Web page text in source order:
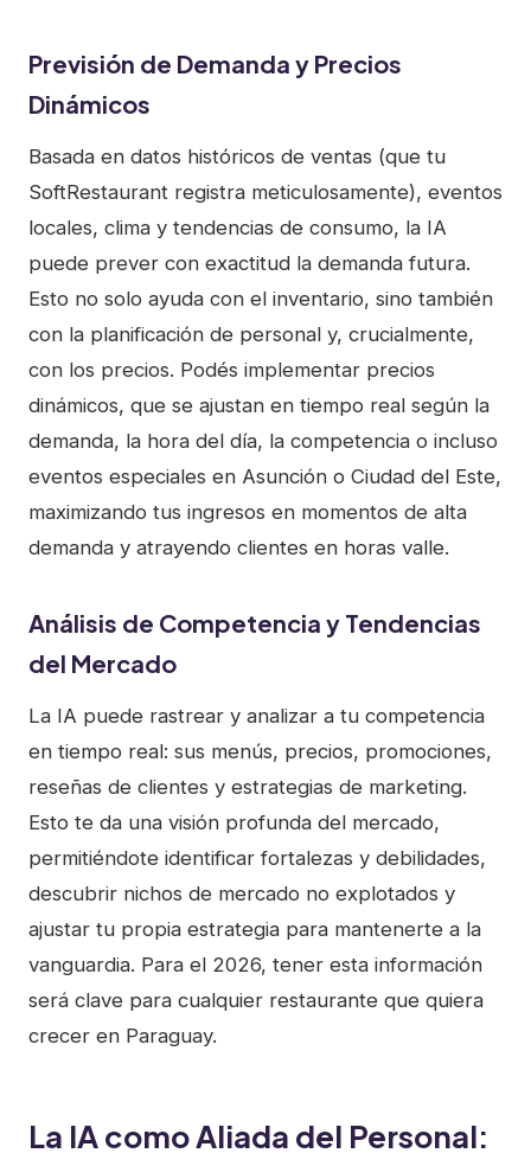
Previsión de Demanda y Precios
Dinámicos
Basada en datos históricos de ventas (que tu
SoftRestaurant registra meticulosamente), eventos
locales, clima y tendencias de consumo, la IA
puede prever con exactitud la demanda futura.
Esto no solo ayuda con el inventario, sino también
con la planificación de personal y, crucialmente,
con los precios. Podés implementar precios
dinámicos, que se ajustan en tiempo real según la
demanda, la hora del día, la competencia o incluso
eventos especiales en Asunción o Ciudad del Este,
maximizando tus ingresos en momentos de alta
demanda y atrayendo clientes en horas valle.
Análisis de Competencia y Tendencias
del Mercado
La IA puede rastrear y analizar a tu competencia
en tiempo real: sus menús, precios, promociones,
reseñas de clientes y estrategias de marketing.
Esto te da una visión profunda del mercado,
permitiéndote identificar fortalezas y debilidades,
descubrir nichos de mercado no explotados y
ajustar tu propia estrategia para mantenerte a la
vanguardia. Para el 2026, tener esta información
será clave para cualquier restaurante que quiera
crecer en Paraguay.
La IA como Aliada del Personal: